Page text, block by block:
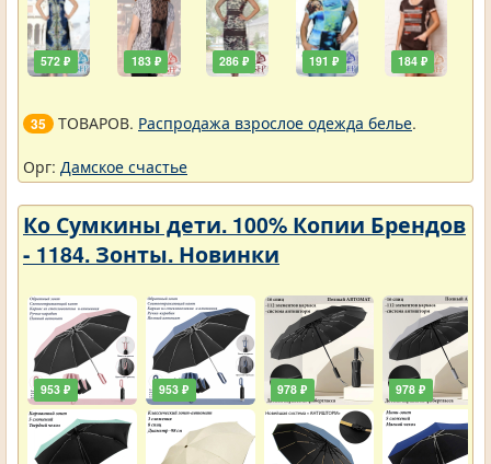
572 ₽ 183 ₽ 286 ₽ 191 ₽ 184 ₽
35 ТОВАРОВ. Распродажа взрослое одежда белье.
Орг: Дамское счастье
Ко Сумкины дети. 100% Копии Брендов
- 1184. Зонты. Новинки
953 ₽ 953 ₽ 978 ₽ 978 ₽